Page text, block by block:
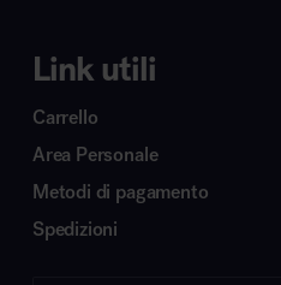
Link utili
Carrello
Area Personale
Metodi di pagamento
Spedizioni